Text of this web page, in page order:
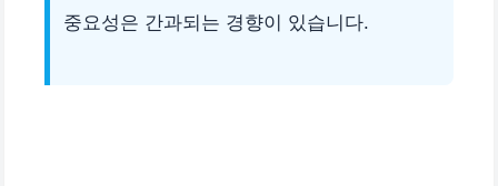
중요성은 간과되는 경향이 있습니다.